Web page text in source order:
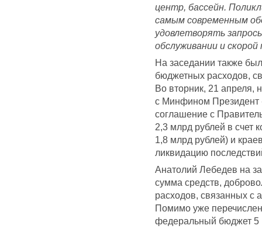
центр, бассейн.
самым современным
удовлетворять
обслуживании и
На заседании также
бюджетных расходов,
Во вторник, 21 апреля,
с Минфином Президент
соглашение с
2,3 млрд рублей в счет
1,8 млрд рублей) и
ликвидацию
Анатолий Лебедев на
сумма средств,
расходов, связанных с
Помимо уже
федеральный бюджет 5